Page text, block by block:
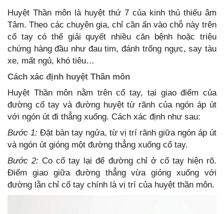
Huyệt Thần môn là huyệt thứ 7 của kinh thủ thiếu âm
Tâm. Theo các chuyên gia, chỉ cần ấn vào chỗ này trên
cổ tay có thể giải quyết nhiều căn bệnh hoặc triệu
chứng hàng đầu như đau tim, đánh trống ngực, say tàu
xe, mất ngủ, khó tiêu…
Cách xác định huyệt Thần môn
Huyệt Thần môn nằm trên cổ tay, tại giao điểm của
đường cổ tay và đường huyệt từ rãnh của ngón áp út
với ngón út đi thẳng xuống. Cách xác định như sau:
Bước 1: Đặt bàn tay ngửa, từ vị trí rãnh giữa ngón áp út
và ngón út gióng một đường thẳng xuống cổ tay.
Bước 2: Co cổ tay lại để đường chỉ ở cổ tay hiện rõ.
Điểm giao giữa đường thẳng vừa gióng xuống với
đường lằn chỉ cổ tay chính là vị trí của huyệt thần môn.